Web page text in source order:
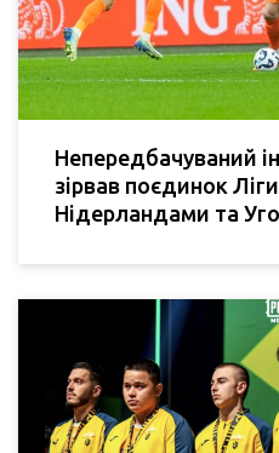
Непередбачуваний
зірвав поєдинок
Нідерландами та